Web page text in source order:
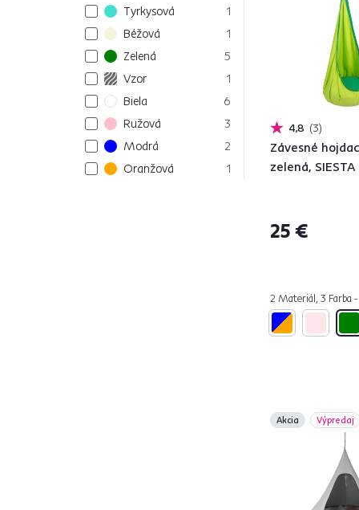
Tyrkysová
1
Béžová
1
Zelená
5
Vzor
1
Biela
6
Ružová
3
Modrá
2
Oranžová
1
4,8 3
Závesné
zelená, SIESTA
25 €
2 Materiál, 3 Farba
Akcia Výpredaj